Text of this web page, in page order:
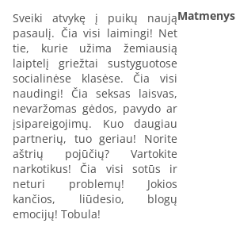
Sveiki atvykę į puikų naują
pasaulį. Čia visi laimingi! Net
tie, kurie užima žemiausią
laiptelį griežtai sustyguotose
socialinėse klasėse. Čia visi
naudingi! Čia seksas laisvas,
nevaržomas gėdos, pavydo ar
įsipareigojimų. Kuo daugiau
partnerių, tuo geriau! Norite
aštrių pojūčių? Vartokite
narkotikus! Čia visi sotūs ir
neturi problemų! Jokios
kančios, liūdesio, blogų
emocijų! Tobula!
Matmenys